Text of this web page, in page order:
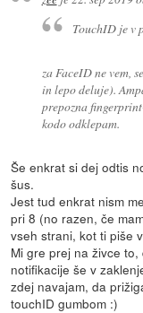
TouchID je v
za FaceID ne vem,
in lepo deluje).
prepozna
kodo odklepam.
Še enkrat si dej odtis
šus.
Jest tud enkrat nism
pri 8 (no razen, če
vseh strani, kot ti piše
Mi gre prej na živce
notifikacije še v
zdej navajam, da
touchID gumbom :)